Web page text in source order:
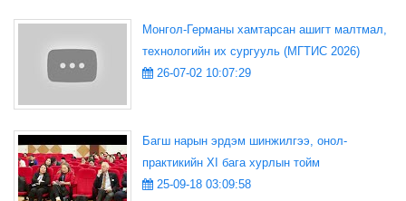
Монгол-Германы хамтарсан ашигт малтмал,
технологийн их сургууль (МГТИС 2026)
26-07-02 10:07:29
Багш нарын эрдэм шинжилгээ, онол-
практикийн XI бага хурлын тойм
25-09-18 03:09:58